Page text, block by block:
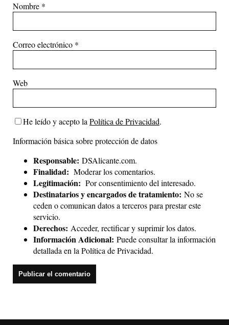
Nombre *
Correo electrónico *
Web
He leído y acepto la Política de Privacidad.
Información básica sobre protección de datos
Responsable: DSAlicante.com.
Finalidad: Moderar los comentarios.
Legitimación: Por consentimiento del interesado.
Destinatarios y encargados de tratamiento: No se
ceden o comunican datos a terceros para prestar este
servicio.
Derechos: Acceder, rectificar y suprimir los datos.
Información Adicional: Puede consultar la información
detallada en la Política de Privacidad.